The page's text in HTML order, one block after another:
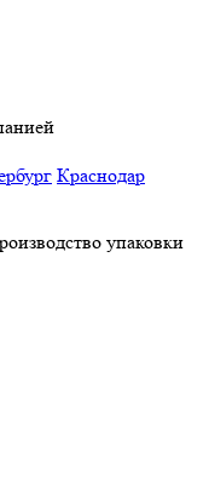
Краснодар
упаковки